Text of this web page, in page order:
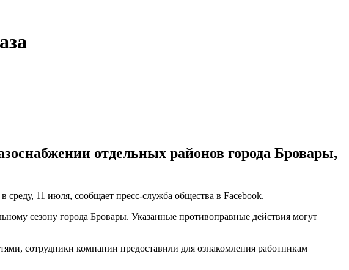
отдельных районов города Бровары,
11 июля, сообщает пресс-служба общества в Facebook.
сезону города Бровары. Указанные противоправные действия могут
сотрудники компании предоставили для ознакомления работникам